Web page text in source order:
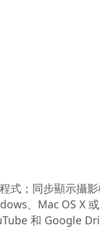
式；同步顯示攝
、Mac OS X
和 Google